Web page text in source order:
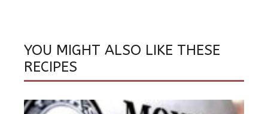
YOU MIGHT ALSO LIKE THESE
RECIPES